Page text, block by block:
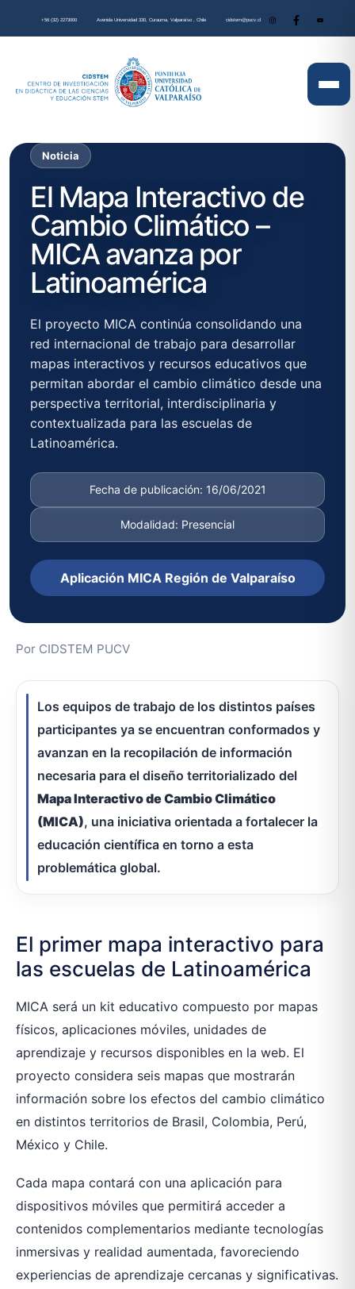
+56 (32) 2273000 Avenida Universidad 330, Curauma, Valparaíso , Chile cidstem@pucv.cl
Noticia
El Mapa Interactivo de
Cambio Climático –
MICA avanza por
Latinoamérica
El proyecto MICA continúa consolidando una
red internacional de trabajo para desarrollar
mapas interactivos y recursos educativos que
permitan abordar el cambio climático desde una
perspectiva territorial, interdisciplinaria y
contextualizada para las escuelas de
Latinoamérica.
Fecha de publicación: 16/06/2021
Modalidad: Presencial
Aplicación MICA Región de Valparaíso
Por CIDSTEM PUCV
Los equipos de trabajo de los distintos países
participantes ya se encuentran conformados y
avanzan en la recopilación de información
necesaria para el diseño territorializado del
Mapa Interactivo de Cambio Climático
(MICA), una iniciativa orientada a fortalecer la
educación científica en torno a esta
problemática global.
El primer mapa interactivo para
las escuelas de Latinoamérica
MICA será un kit educativo compuesto por mapas
físicos, aplicaciones móviles, unidades de
aprendizaje y recursos disponibles en la web. El
proyecto considera seis mapas que mostrarán
información sobre los efectos del cambio climático
en distintos territorios de Brasil, Colombia, Perú,
México y Chile.
Cada mapa contará con una aplicación para
dispositivos móviles que permitirá acceder a
contenidos complementarios mediante tecnologías
inmersivas y realidad aumentada, favoreciendo
experiencias de aprendizaje cercanas y significativas.